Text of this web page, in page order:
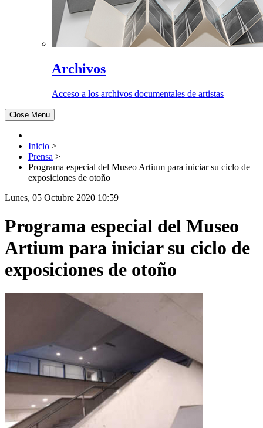
Archivos
Acceso a los archivos documentales de artistas
Close Menu
Inicio >
Prensa >
Programa especial del Museo Artium para iniciar su ciclo de
exposiciones de otoño
Lunes, 05 Octubre 2020 10:59
Programa especial del Museo
Artium para iniciar su ciclo de
exposiciones de otoño